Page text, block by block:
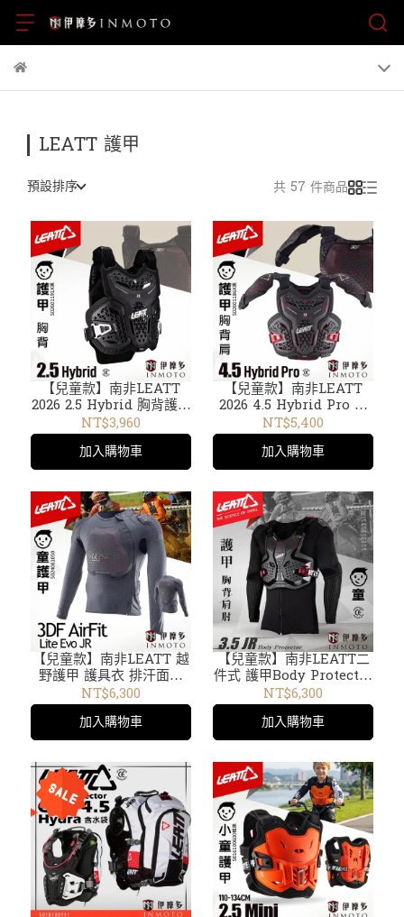
LEATT 護甲
預設排序 共 57 件商品
【兒童款】南非LEATT
2026 2.5 Hybrid 胸背護甲
背心 透氣輕量越野機車腳
踏車護具502601191X黑
NT$3,960
加入購物車
【兒童款】南非LEATT
2026 4.5 Hybrid Pro 胸
背肩護甲背心 透氣輕量越
野機車MX防摔
502601186X黑
NT$5,400
加入購物車
【兒童款】南非LEATT 越
野護甲 護具衣 排汗面料
3DF AirFit Lite Evo JR
5024061050
NT$6,300
加入購物車
【兒童款】南非LEATT二
件式 護甲Body Protector
3.5 胸背肩肘護具
5023050951黑
NT$6,300
加入購物車